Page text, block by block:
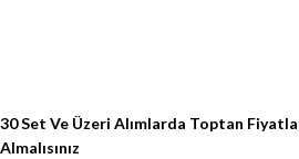
30 Set Ve Üzeri Alımlarda Toptan
Almalısınız